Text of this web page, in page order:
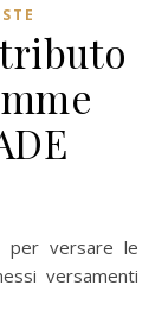
versamenti